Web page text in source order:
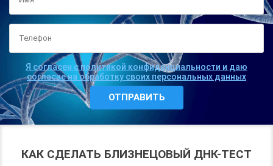
Я согласен с политикой конфиденциальности и даю
согласие на обработку своих персональных данных
КАК СДЕЛАТЬ БЛИЗНЕЦОВЫЙ ДНК-ТЕСТ